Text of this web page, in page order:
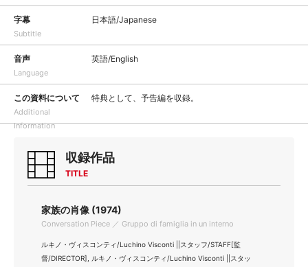
字幕
Subtitle
日本語/Japanese
音声
Language
英語/English
この資料について
Additional
Information
特典として、予告編を収録。
収録作品
TITLE
家族の肖像 (1974)
Conversation Piece ／ Gruppo di famiglia in un interno
ルキノ・ヴィスコンティ/Luchino Visconti ||スタッフ/STAFF[監
督/DIRECTOR], ルキノ・ヴィスコンティ/Luchino Visconti ||スタッ